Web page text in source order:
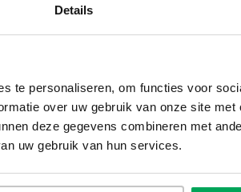
Details
te personaliseren, om functies voor
over uw gebruik van onze site
deze gegevens combineren met
uw gebruik van hun services.
Appliquez vous-même
Commande sur mesure
Instructions vidéo
Catégories
Film Anti-UV